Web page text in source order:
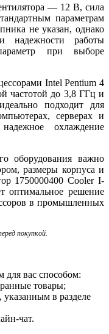
— 12 В, сила
параметрам
не указан, однако
надежности работы
при выборе
Intel Pentium 4
частотой до 3,8 ГГц и
подходит для
серверах и
охлаждение
оборудования важно
размеры корпуса и
1750000400 Cooler I-
оптимальное решение
в промышленных
покупкой.
для вас способом:
товары;
указанным в разделе
чат.